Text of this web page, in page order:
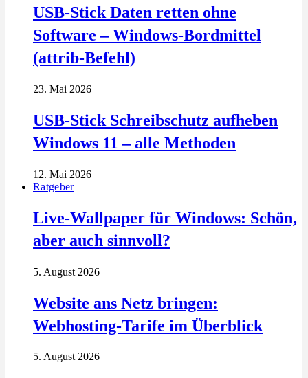
USB-Stick Daten retten ohne
Software – Windows-Bordmittel
(attrib-Befehl)
23. Mai 2026
USB-Stick Schreibschutz aufheben
Windows 11 – alle Methoden
12. Mai 2026
Ratgeber
Live-Wallpaper für Windows: Schön,
aber auch sinnvoll?
5. August 2026
Website ans Netz bringen:
Webhosting-Tarife im Überblick
5. August 2026